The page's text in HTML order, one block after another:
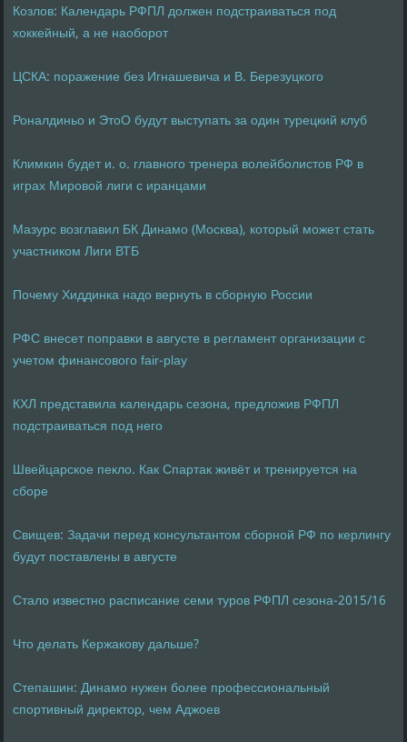
Козлов: Календарь РФПЛ должен подстраиваться под
хоккейный, а не наоборот
ЦСКА: поражение без Игнашевича и В. Березуцкого
Роналдиньо и ЭтоО будут выступать за один турецкий клуб
Климкин будет и. о. главного тренера волейболистов РФ в
играх Мировой лиги с иранцами
Мазурс возглавил БК Динамо (Москва), который может стать
участником Лиги ВТБ
Почему Хиддинка надо вернуть в сборную России
РФС внесет поправки в августе в регламент организации с
учетом финансового fair-play
КХЛ представила календарь сезона, предложив РФПЛ
подстраиваться под него
Швейцарское пекло. Как Спартак живёт и тренируется на
сборе
Свищев: Задачи перед консультантом сборной РФ по керлингу
будут поставлены в августе
Стало известно расписание семи туров РФПЛ сезона-2015/16
Что делать Кержакову дальше?
Степашин: Динамо нужен более профессиональный
спортивный директор, чем Аджоев